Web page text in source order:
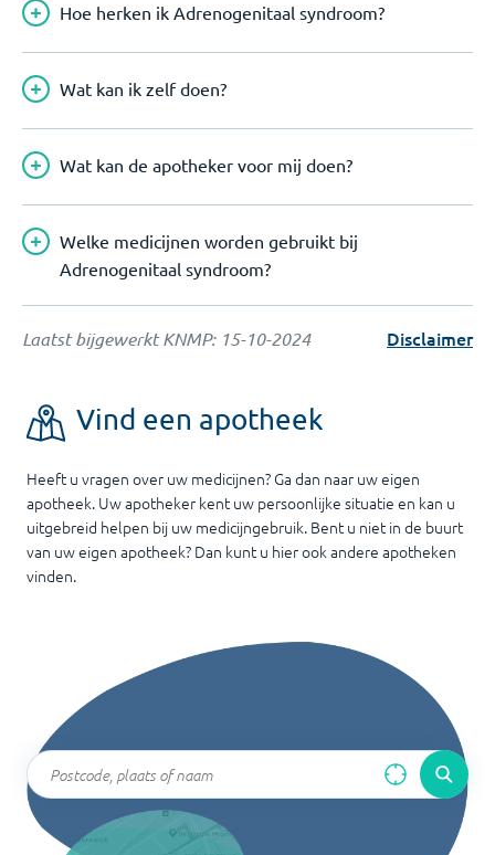
Hoe herken ik Adrenogenitaal syndroom?
Wat kan ik zelf doen?
Wat kan de apotheker voor mij doen?
Welke medicijnen worden gebruikt bij
Adrenogenitaal syndroom?
Laatst bijgewerkt KNMP: 15-10-2024 Disclaimer
Vind een apotheek
Heeft u vragen over uw medicijnen? Ga dan naar uw eigen
apotheek. Uw apotheker kent uw persoonlijke situatie en kan u
uitgebreid helpen bij uw medicijngebruik. Bent u niet in de buurt
van uw eigen apotheek? Dan kunt u hier ook andere apotheken
vinden.